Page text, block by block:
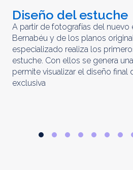
Diseño del estuche
A partir de fotografías del nuevo
Bernabéu y de los planos
especializado realiza los
estuche. Con ellos se genera
permite visualizar el diseño final
exclusiva